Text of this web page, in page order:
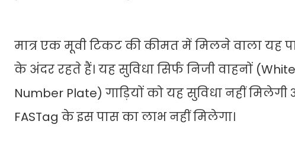
मात्र एक मूवी टिकट की कीमत में मिलने वाला यह
के अंदर रहते हैं। यह सुविधा सिर्फ निजी वाहनों
Number Plate) गाड़ियों को यह सुविधा नहीं मिलेगी
FASTag के इस पास का लाभ नहीं मिलेगा।